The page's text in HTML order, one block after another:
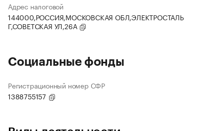
Адрес налоговой
144000,РОССИЯ,МОСКОВСКАЯ ОБЛ,ЭЛЕКТРОСТАЛЬ
Г,СОВЕТСКАЯ УЛ,26А
Социальные фонды
Регистрационный номер СФР
1388755157